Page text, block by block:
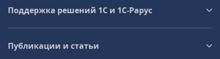
Поддержка решений 1С и 1С‑Рарус
Публикации и статьи